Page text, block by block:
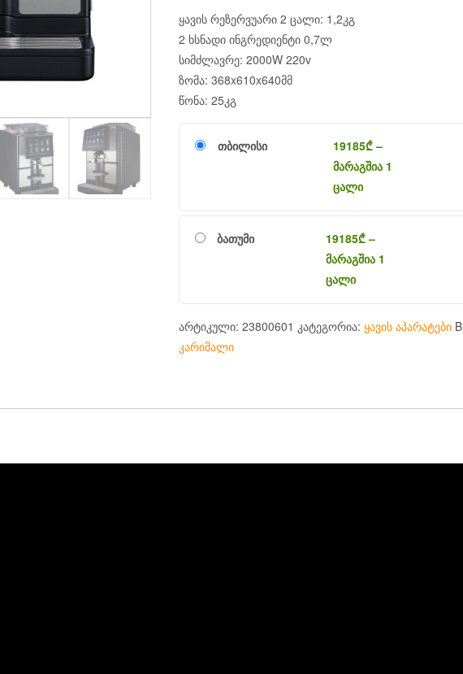
ყავის რეზერვუარი 2 ცალი: 1,2კგ
2 ხსნადი ინგრედიენტი 0,7ლ
სიმძლავრე: 2000W 220v
ზომა: 368x610x640მმ
წონა: 25კგ
თბილისი 19185₾–
მარაგშია 1
ცალი
ბათუმი 19185₾–
მარაგშია 1
ცალი
არტიკული: 23800601 კატეგორია: ყავის აპარატები
კარიმალი